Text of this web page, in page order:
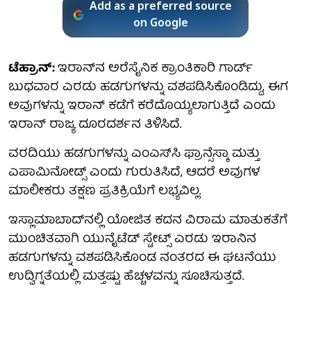
Add as a preferred source
on Google
ಟೆಹ್ರಾನ್:ಇರಾನ್‌ನ ಅರೆಸೈನಿಕ ಕ್ರಾಂತಿಕಾರಿ ಗಾರ್ಡ್
ಬುಧವಾರ ಎರಡು ಹಡಗುಗಳನ್ನು ವಶಪಡಿಸಿಕೊಂಡಿದ್ದು, ಈಗ
ಅವುಗಳನ್ನು ಇರಾನ್ ಕಡೆಗೆ ಕರೆದೊಯ್ಯಲಾಗುತ್ತಿದೆ ಎಂದು
ಇರಾನ್ ರಾಜ್ಯ ದೂರದರ್ಶನ ತಿಳಿಸಿದೆ.
ವರದಿಯು ಹಡಗುಗಳನ್ನು ಎಂಎಸ್‌ಸಿ ಫ್ರಾನ್ಸೆಸ್ಕಾ ಮತ್ತು
ಎಪಾಮಿನೋಡ್ಸ್ ಎಂದು ಗುರುತಿಸಿದೆ, ಆದರೆ ಅವುಗಳ
ಮಾಲೀಕರು ತಕ್ಷಣ ಪ್ರತಿಕ್ರಿಯೆಗೆ ಲಭ್ಯವಿಲ್ಲ.
ಇಸ್ಲಾಮಾಬಾದ್‌ನಲ್ಲಿ ಯೋಜಿತ ಕದನ ವಿರಾಮ ಮಾತುಕತೆಗೆ
ಮುಂಚಿತವಾಗಿ ಯುನೈಟೆಡ್ ಸ್ಟೇಟ್ಸ್ ಎರಡು ಇರಾನಿನ
ಹಡಗುಗಳನ್ನು ವಶಪಡಿಸಿಕೊಂಡ ನಂತರದ ಈ ಘಟನೆಯು
ಉದ್ವಿಗ್ನತೆಯಲ್ಲಿ ಮತ್ತಷ್ಟು ಹೆಚ್ಚಳವನ್ನು ಸೂಚಿಸುತ್ತದೆ.